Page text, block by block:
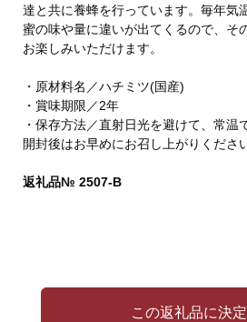
達と共に養蜂を行っています。毎年気
蜜の味や量に違いが出てくるので、そ
お楽しみいただけます。
・原材料名／ハチミツ(国産)
・賞味期限／2年
・保存方法／直射日光を避けて、常温
開封後はお早めにお召し上がりください
返礼品№ 2507-B
この返礼品に決